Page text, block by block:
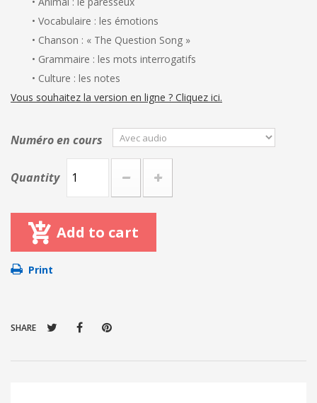
• Vocabulaire : les émotions
• Chanson : « The Question Song »
• Grammaire : les mots interrogatifs
• Culture : les notes
Vous souhaitez la version en ligne ? Cliquez ici.
Numéro en cours
Quantity
Add to cart
Print
SHARE